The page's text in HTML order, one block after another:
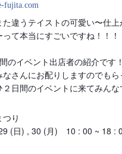
fujita.com
違うテイストの可愛い〜仕上
って本当にすごいですね！！
のイベント出店者の紹介です！
さんにお配りしますのでもら
２日間のイベントに来てみん
り
(日) , 30 (月) 10 : 00 ~ 18 :